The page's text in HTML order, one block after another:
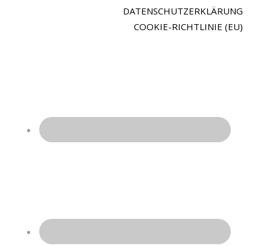
DATENSCHUTZERKLÄRUNG
COOKIE-RICHTLINIE (EU)